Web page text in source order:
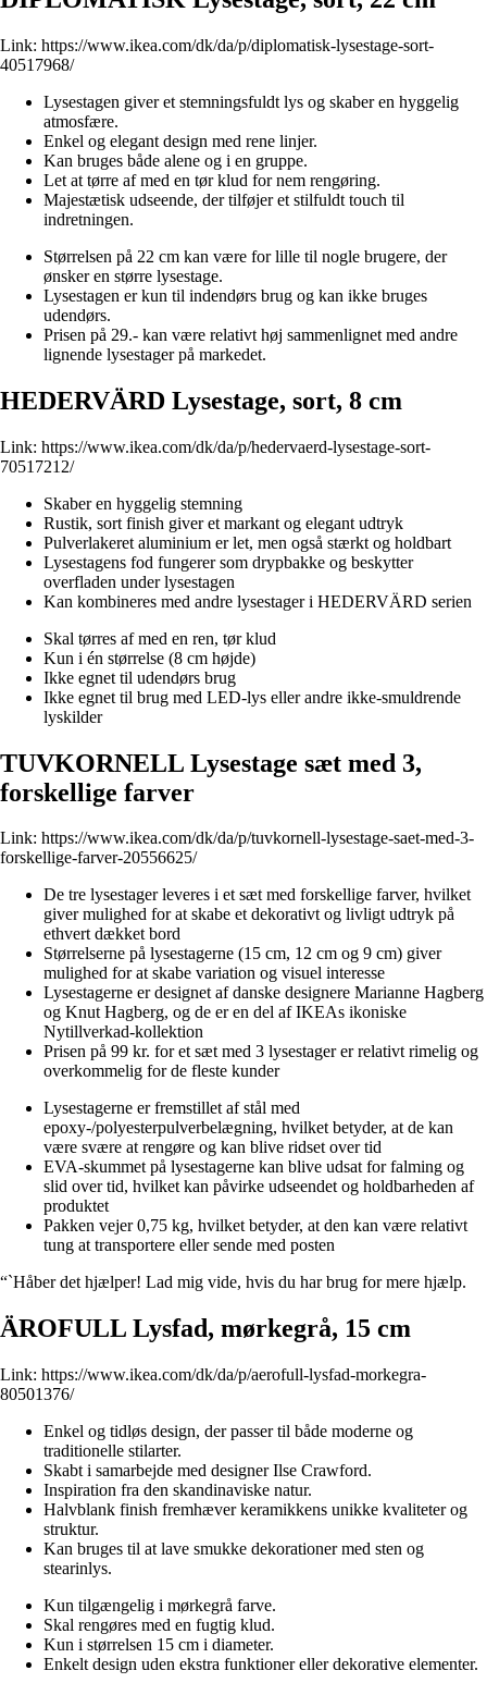
Link: https://www.ikea.com/dk/da/p/diplomatisk-lysestage-sort-
40517968/
Lysestagen giver et stemningsfuldt lys og skaber en hyggelig
atmosfære.
Enkel og elegant design med rene linjer.
Kan bruges både alene og i en gruppe.
Let at tørre af med en tør klud for nem rengøring.
Majestætisk udseende, der tilføjer et stilfuldt touch til
indretningen.
Størrelsen på 22 cm kan være for lille til nogle brugere, der
ønsker en større lysestage.
Lysestagen er kun til indendørs brug og kan ikke bruges
udendørs.
Prisen på 29.- kan være relativt høj sammenlignet med andre
lignende lysestager på markedet.
HEDERVÄRD Lysestage, sort, 8 cm
Link: https://www.ikea.com/dk/da/p/hedervaerd-lysestage-sort-
70517212/
Skaber en hyggelig stemning
Rustik, sort finish giver et markant og elegant udtryk
Pulverlakeret aluminium er let, men også stærkt og holdbart
Lysestagens fod fungerer som drypbakke og beskytter
overfladen under lysestagen
Kan kombineres med andre lysestager i HEDERVÄRD serien
Skal tørres af med en ren, tør klud
Kun i én størrelse (8 cm højde)
Ikke egnet til udendørs brug
Ikke egnet til brug med LED-lys eller andre ikke-smuldrende
lyskilder
TUVKORNELL Lysestage sæt med 3,
forskellige farver
Link: https://www.ikea.com/dk/da/p/tuvkornell-lysestage-saet-med-3-
forskellige-farver-20556625/
De tre lysestager leveres i et sæt med forskellige farver, hvilket
giver mulighed for at skabe et dekorativt og livligt udtryk på
ethvert dækket bord
Størrelserne på lysestagerne (15 cm, 12 cm og 9 cm) giver
mulighed for at skabe variation og visuel interesse
Lysestagerne er designet af danske designere Marianne Hagberg
og Knut Hagberg, og de er en del af IKEAs ikoniske
Nytillverkad-kollektion
Prisen på 99 kr. for et sæt med 3 lysestager er relativt rimelig og
overkommelig for de fleste kunder
Lysestagerne er fremstillet af stål med
epoxy-/polyesterpulverbelægning, hvilket betyder, at de kan
være svære at rengøre og kan blive ridset over tid
EVA-skummet på lysestagerne kan blive udsat for falming og
slid over tid, hvilket kan påvirke udseendet og holdbarheden af
produktet
Pakken vejer 0,75 kg, hvilket betyder, at den kan være relativt
tung at transportere eller sende med posten
“`Håber det hjælper! Lad mig vide, hvis du har brug for mere hjælp.
ÄROFULL Lysfad, mørkegrå, 15 cm
Link: https://www.ikea.com/dk/da/p/aerofull-lysfad-morkegra-
80501376/
Enkel og tidløs design, der passer til både moderne og
traditionelle stilarter.
Skabt i samarbejde med designer Ilse Crawford.
Inspiration fra den skandinaviske natur.
Halvblank finish fremhæver keramikkens unikke kvaliteter og
struktur.
Kan bruges til at lave smukke dekorationer med sten og
stearinlys.
Kun tilgængelig i mørkegrå farve.
Skal rengøres med en fugtig klud.
Kun i størrelsen 15 cm i diameter.
Enkelt design uden ekstra funktioner eller dekorative elementer.